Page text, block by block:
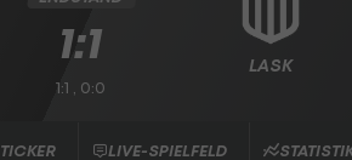
LASK
1:1
1:1 , 0:0
TICKER LIVE-SPIELFELD